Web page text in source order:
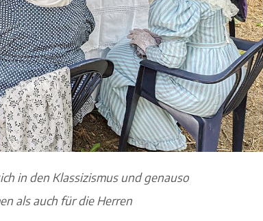
in den Klassizismus und genauso
als auch für die Herren